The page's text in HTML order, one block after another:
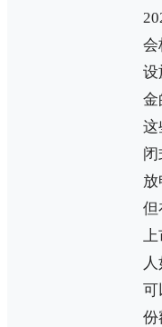
会
设
金
这
放
但
可
份